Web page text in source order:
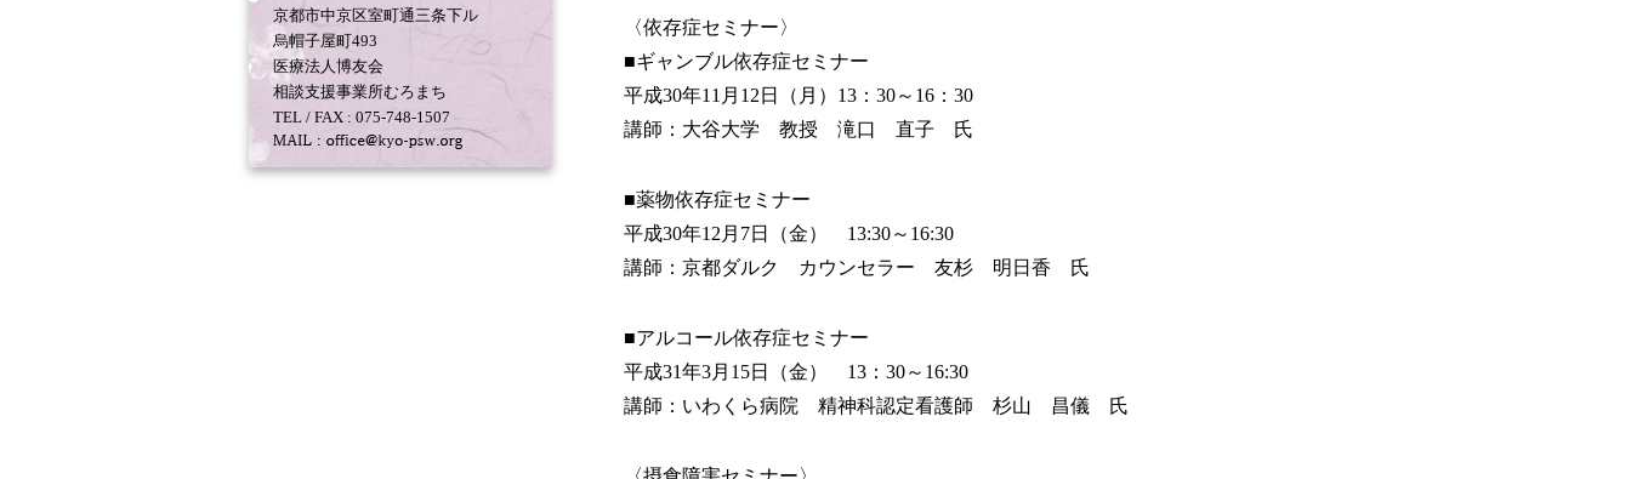
京都市中京区室町通三条下ル
烏帽子屋町493
医療法人博友会
相談支援事業所むろまち
TEL / FAX : 075-748-1507
〈依存症セミナー〉
■ギャンブル依存症セミナー
平成30年11月12日（月）13：30～16：30
講師：大谷大学 教授 滝口 直子 氏
■薬物依存症セミナー
平成30年12月7日（金） 13:30～16:30
講師：京都ダルク カウンセラー 友杉 明日香 氏
■アルコール依存症セミナー
平成31年3月15日（金） 13：30～16:30
講師：いわくら病院 精神科認定看護師 杉山 昌儀 氏